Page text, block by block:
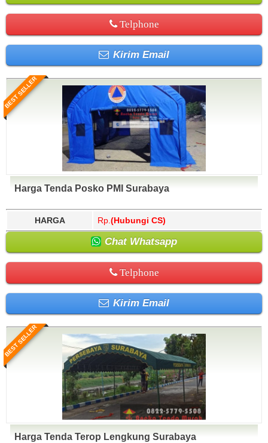
Telphone
Kirim Email
BEST SELLER
Harga Tenda Posko PMI Surabaya
HARGA Rp. (Hubungi CS)
Chat Whatsapp
Telphone
Kirim Email
BEST SELLER
Harga Tenda Terop Lengkung Surabaya